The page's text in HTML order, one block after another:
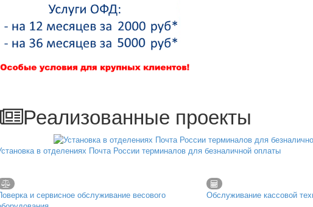
Реализованные проекты
в отделениях Почта России терминалов для безналичной оплаты
и сервисное обслуживание весового
Обслуживание кассовой